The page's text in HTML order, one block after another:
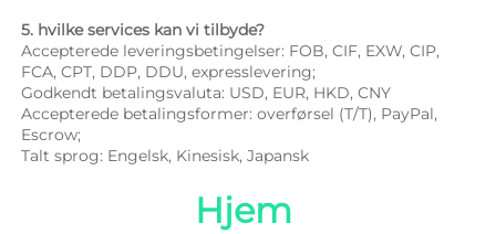
5. hvilke services kan vi tilbyde?
Accepterede leveringsbetingelser: FOB, CIF, EXW, CIP,
FCA, CPT, DDP, DDU, expresslevering;
Godkendt betalingsvaluta: USD, EUR, HKD, CNY
Accepterede betalingsformer: overførsel (T/T), PayPal,
Escrow;
Talt sprog: Engelsk, Kinesisk, Japansk
Hjem